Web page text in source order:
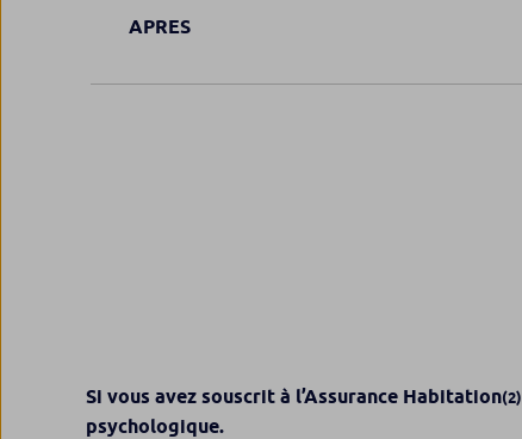
APRES
Si vous avez souscrit à l’Assurance Habitation(2)
psychologique.